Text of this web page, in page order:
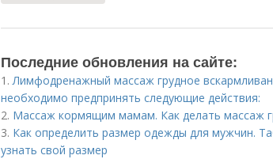
Последние обновления на сайте:
1.Лимфодренажный массаж грудное
необходимо предпринять следующие действия:
2. Массаж кормящим мамам. Как делать массаж
3. Как определить размер одежды для мужчин.
узнать свой размер